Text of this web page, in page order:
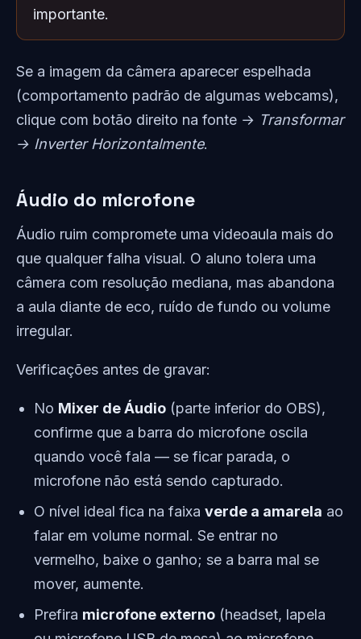
importante.
Se a imagem da câmera aparecer espelhada
(comportamento padrão de algumas webcams),
clique com botão direito na fonte → Transformar
→ Inverter Horizontalmente.
Áudio do microfone
Áudio ruim compromete uma videoaula mais do
que qualquer falha visual. O aluno tolera uma
câmera com resolução mediana, mas abandona
a aula diante de eco, ruído de fundo ou volume
irregular.
Verificações antes de gravar:
No Mixer de Áudio (parte inferior do OBS),
confirme que a barra do microfone oscila
quando você fala — se ficar parada, o
microfone não está sendo capturado.
O nível ideal fica na faixa verde a amarela ao
falar em volume normal. Se entrar no
vermelho, baixe o ganho; se a barra mal se
mover, aumente.
Prefira microfone externo (headset, lapela